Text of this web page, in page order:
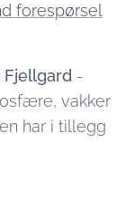
forespørsel
Fjellgard -
vakker
har i tillegg